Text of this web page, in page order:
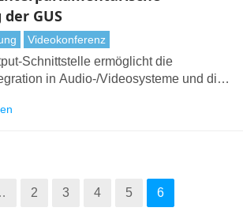
GUS
Videokonferenz
Schnittstelle ermöglicht die
in Audio-/Videosysteme und die
2 3 4 5 6